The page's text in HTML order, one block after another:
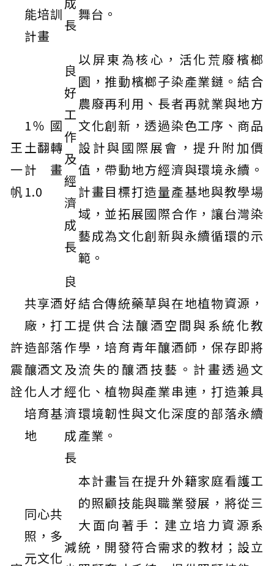
能培訓
計畫
長
舞台。
王
一
帆
1％ 國
土翻轉
計畫
1.0
良
好
工
作
及
經
濟
成
長
以屏東為核心，活化荒廢檳榔
園，推動檳榔子染產業鏈。結合
農廢再利用、長者再就業與地方
文化創新，透過染色工序、商品
設計與國際展會，提升附加價
值，帶動地方經濟與環境永續。
計畫目標打造量產基地與教學場
域，並拓展國際合作，讓台灣染
藝成為文化創新與永續循環的示
範。
許
震
詮
共享酒
廠，打
造部落
釀酒文
化人才
培育基
地
良
好
工
作
及
經
濟
成
長
結合傳統藥草與在地植物資源，
提供合法釀酒空間與系統化教
學，培育青年釀酒師，保存即將
流失的釀酒技藝。計畫透過文
化、植物與產業串連，打造兼具
環境韌性與文化深度的部落永續
產業。
同心共
照，多
元文化
減
本計畫旨在提升外籍家庭看護工
的照顧技能與職業發展，將從三
大面向著手：建立培力資源系
統，開發符合需求的教材；設立